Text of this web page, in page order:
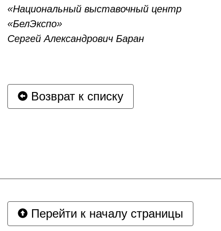
«Национальный выставочный центр
«БелЭкспо»
Сергей Александрович Баран
Возврат к списку
Перейти к началу страницы